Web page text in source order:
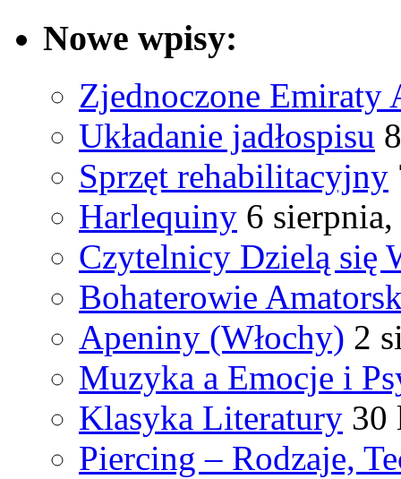
Nowe wpisy:
Zjednoczone Emiraty
Układanie jadłospisu
Sprzęt rehabilitacyjny
Harlequiny 6
Czytelnicy Dzielą się
Bohaterowie
Apeniny (Włochy) 2
Muzyka a Emocje i
Klasyka Literatury 30
Piercing – Rodzaje,